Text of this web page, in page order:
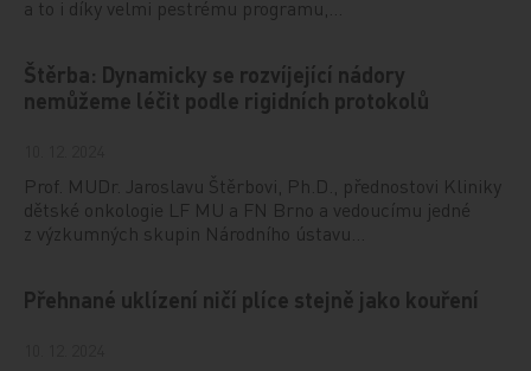
a to i díky velmi pestrému programu,…
Štěrba: Dynamicky se rozvíjející nádory
nemůžeme léčit podle rigidních protokolů
Prof. MUDr. Jaroslavu Štěrbovi, Ph.D., přednostovi Kliniky
dětské onkologie LF MU a FN Brno a vedoucímu jedné
z výzkumných skupin Národního ústavu…
Přehnané uklízení ničí plíce stejně jako kouření